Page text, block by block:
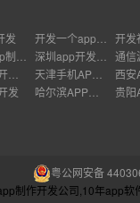
发
通信
发
粤公网安备
制作开发公司,10年app